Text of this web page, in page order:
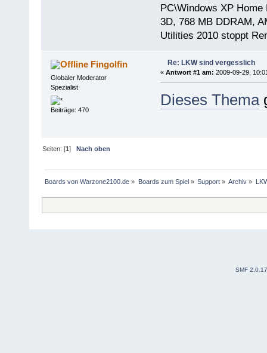
PC\Windows XP
3D, 768 MB DDRAM,
Utilities 2010 stoppt
Fingolfin
Globaler Moderator
Spezialist
Beiträge: 470
Re: LKW sind vergesslich
« Antwort #1 am: 2009-09-29,
Dieses Thema
Seiten: [1] Nach oben
Boards von Warzone2100.de » Boards zum Spiel » Support» Archiv »
SMF 2.0.17